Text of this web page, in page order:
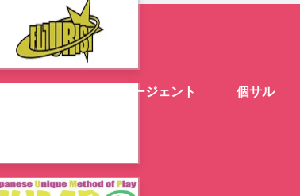
エージェント 個サル